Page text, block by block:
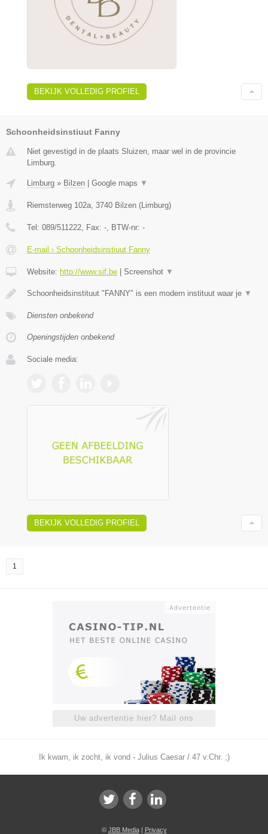
BEKIJK VOLLEDIG PROFIEL
Schoonheidsinstiuut Fanny
Niet gevestigd in de plaats Sluizen, maar wel in de provincie
Limburg.
Limburg » Bilzen Google maps ▼
Riemsterweg 102a, 3740 Bilzen (Limburg)
Tel: 089/511222, Fax: -, BTW-nr: -
E-mail › Schoonheidsinstiuut Fanny
Website: http://www.sif.be Screenshot ▼
Schoonheidsinstituut "FANNY" is een modern instituut waar je ▼
Diensten onbekend
Openingstijden onbekend
Sociale media:
BEKIJK VOLLEDIG PROFIEL
1
Uw advertentie hier? Mail ons
Ik kwam, ik zocht, ik vond - Julius Caesar / 47 v.Chr. ;)
© JBB Media| Privacy